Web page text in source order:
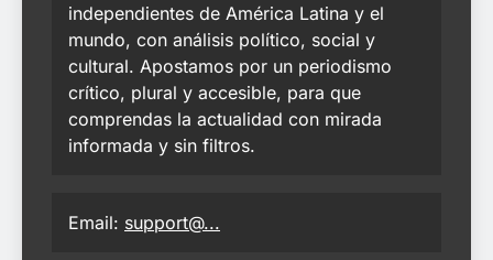
independientes de América Latina y el
mundo, con análisis político, social y
cultural. Apostamos por un periodismo
crítico, plural y accesible, para que
comprendas la actualidad con mirada
informada y sin filtros.
Email: support@...